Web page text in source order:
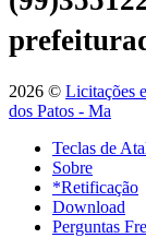
2026 © Licitações
dos Patos - Ma
Teclas de
Sobre
*Retificação
Download
Perguntas